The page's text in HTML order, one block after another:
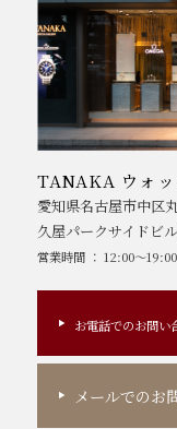
TANAKA ウォ
愛知県名古屋市中区
久屋パークサイドビ
営業時間 ： 12:00～19:00
お電話でのお問い
メールでのお